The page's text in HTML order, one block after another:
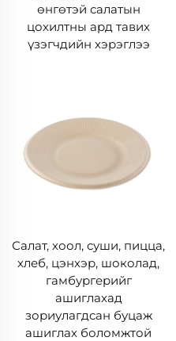
өнгөтэй салатын
цохилтны ард тавих
үзэгчдийн хэрэглээ
Салат, хоол, суши, пицца,
хлеб, цэнхэр, шоколад,
гамбургерийг
ашиглахад
зориулагдсан буцаж
ашиглах боломжтой